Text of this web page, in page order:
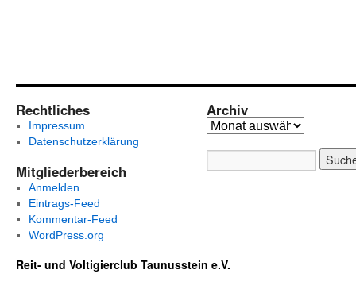
Rechtliches
Impressum
Datenschutzerklärung
Mitgliederbereich
Anmelden
Eintrags-Feed
Kommentar-Feed
WordPress.org
Archiv
Reit- und Voltigierclub Taunusstein e.V.